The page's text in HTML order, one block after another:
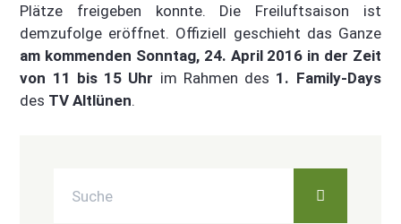
Plätze freigeben konnte. Die Freiluftsaison ist
demzufolge eröffnet. Offiziell geschieht das Ganze
am kommenden Sonntag, 24. April 2016 in der Zeit
von 11 bis 15 Uhr im Rahmen des 1. Family-Days
des TV Altlünen.